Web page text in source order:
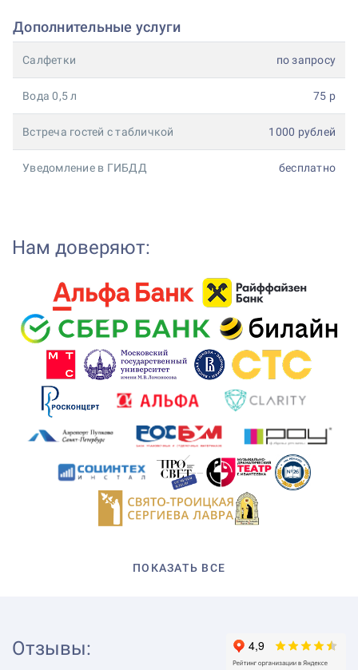
Дополнительные услуги
Салфетки по запросу
Вода 0,5 л 75 р
Встреча гостей с табличкой 1000 рублей
Уведомление в ГИБДД бесплатно
Нам доверяют:
ПОКАЗАТЬ ВСЕ
Отзывы: